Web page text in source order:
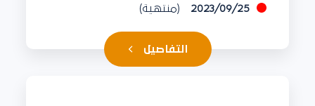
2023/09/25 (منتهية)
التفاصيل